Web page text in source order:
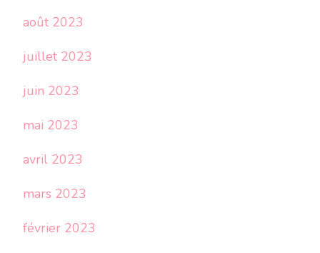
août 2023
juillet 2023
juin 2023
mai 2023
avril 2023
mars 2023
février 2023